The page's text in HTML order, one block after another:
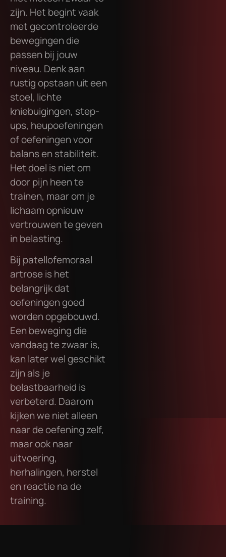
zijn. Het begint vaak
met gecontroleerde
bewegingen die
passen bij jouw
niveau. Denk aan
rustig opstaan uit een
stoel, lichte
kniebuigingen, step-
ups, heupoefeningen
of oefeningen voor
balans en stabiliteit.
Het doel is niet om
door pijn heen te
trainen, maar om je
lichaam opnieuw
vertrouwen te geven
in belasting.
Bij patellofemoraal
artrose is het
belangrijk dat
oefeningen goed
worden opgebouwd.
Een beweging die
vandaag te zwaar is,
kan later wel geschikt
zijn als je
belastbaarheid is
verbeterd. Daarom
kijken we niet alleen
naar de oefening zelf,
maar ook naar
uitvoering,
herhalingen, herstel
en reactie na de
training.